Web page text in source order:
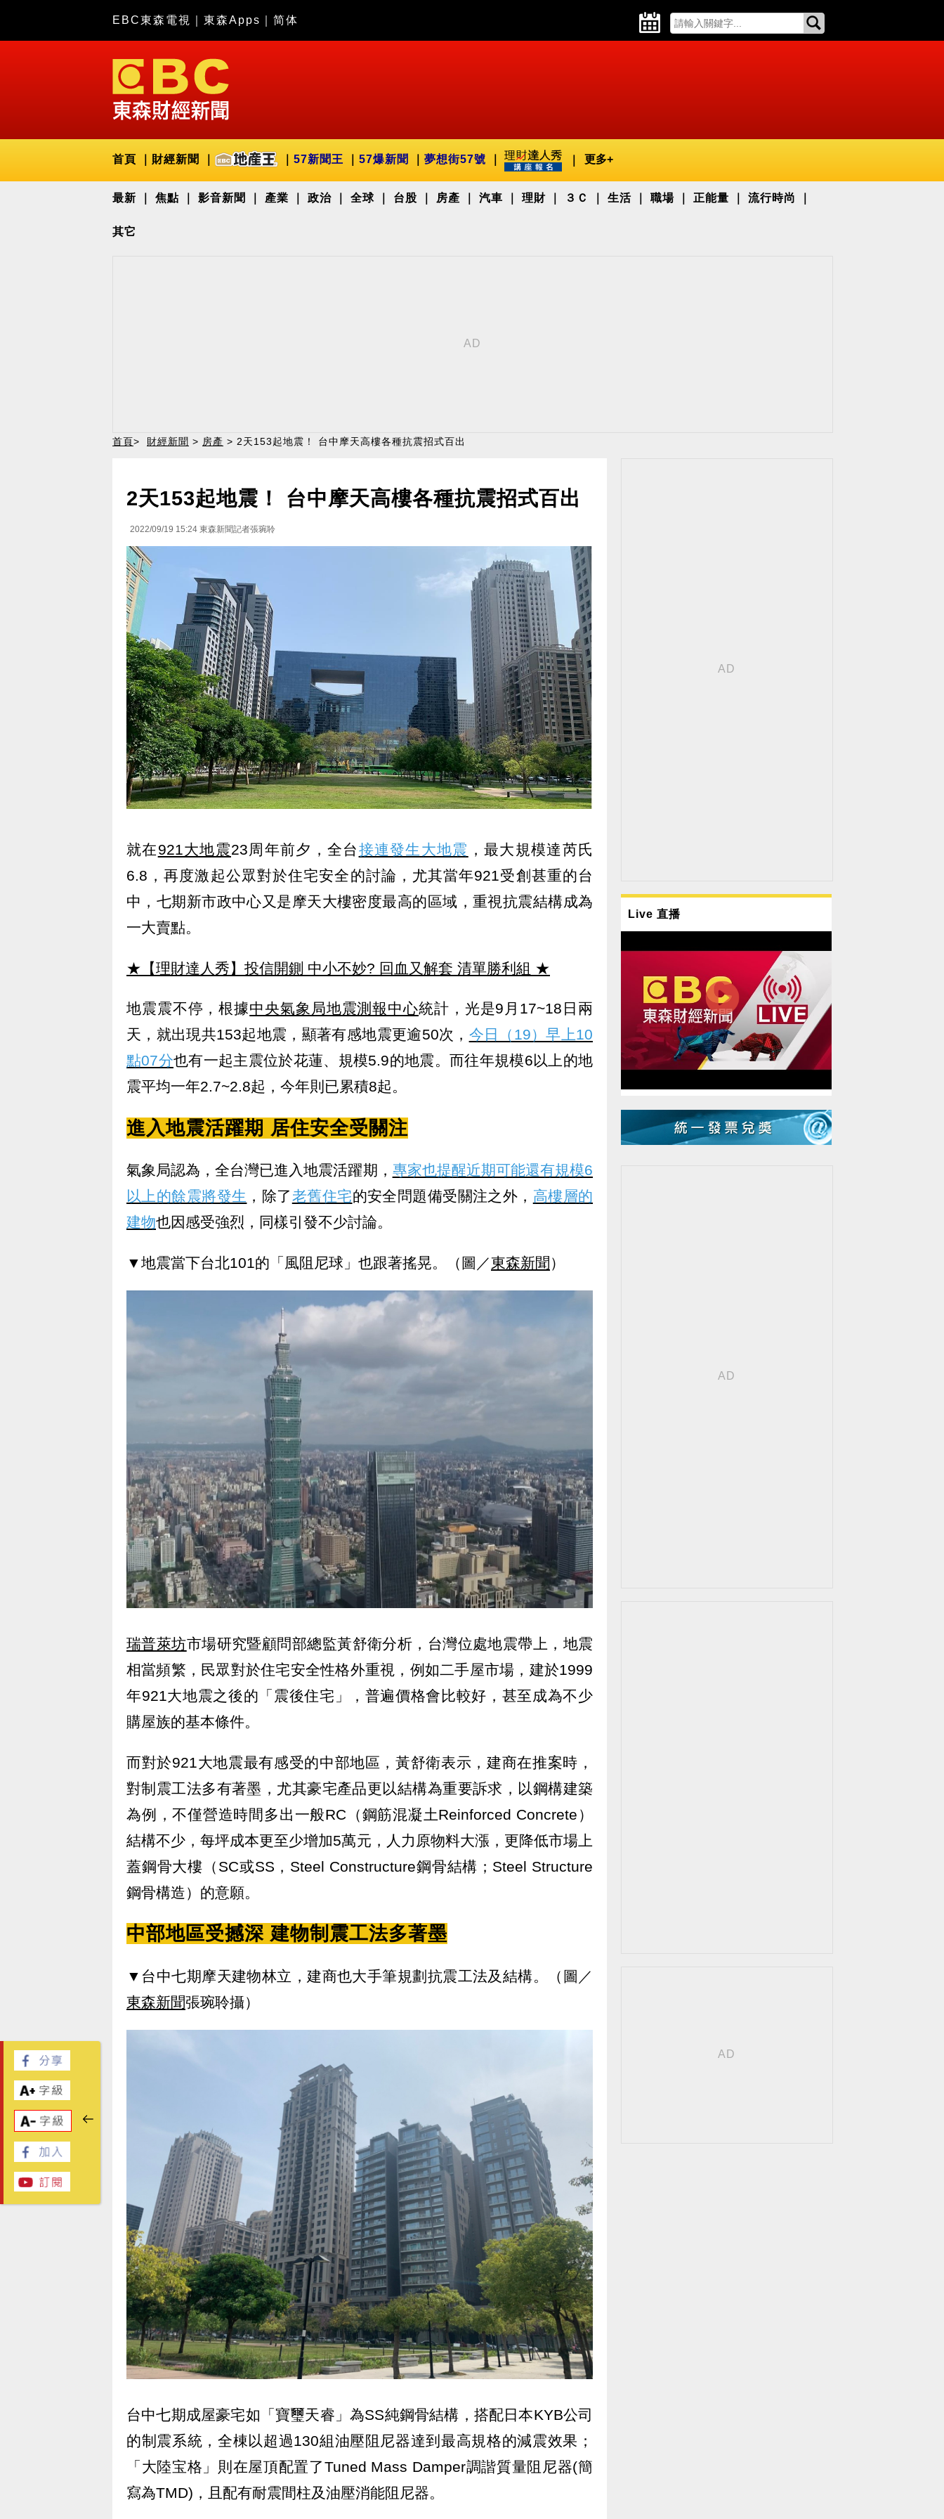
EBC東森電視 東森Apps 简体
首頁 財經新聞 57新聞王 57爆新聞 夢想街57號 更多+
最新 焦點 影音新聞 產業 政治 全球 台股 房產 汽車 理財 ３Ｃ 生活 職場 正能量 流行時尚
其它
首頁> 財經新聞 > 房產 > 2天153起地震！ 台中摩天高樓各種抗震招式百出
2天153起地震！ 台中摩天高樓各種抗震招式百出
2022/09/19 15:24 東森新聞記者張琬聆
就在921大地震23周年前夕，全台接連發生大地震 ，最大規模達芮氏
6.8，再度激起公眾對於住宅安全的討論，尤其當年921受創甚重的台
中，七期新市政中心又是摩天大樓密度最高的區域，重視抗震結構成為
一大賣點。
★【理財達人秀】投信開鍘 中小不妙? 回血又解套 清單勝利組 ★
地震震不停，根據中央氣象局地震測報中心統計，光是9月17~18日兩
天，就出現共153起地震，顯著有感地震更逾50次， 今日（19）早上10
點07分也有一起主震位於花蓮、規模5.9的地震。而往年規模6以上的地
震平均一年2.7~2.8起，今年則已累積8起。
進入地震活躍期 居住安全受關注
氣象局認為，全台灣已進入地震活躍期， 專家也提醒近期可能還有規模6
以上的餘震將發生 ，除了老舊住宅的安全問題備受關注之外， 高樓層的
建物也因感受強烈，同樣引發不少討論。
▼地震當下台北101的「風阻尼球」也跟著搖晃。（圖／東森新聞 ）
瑞普萊坊市場研究暨顧問部總監黃舒衛分析，台灣位處地震帶上，地震
相當頻繁，民眾對於住宅安全性格外重視，例如二手屋市場，建於1999
年921大地震之後的「震後住宅」，普遍價格會比較好，甚至成為不少
購屋族的基本條件。
而對於921大地震最有感受的中部地區，黃舒衛表示，建商在推案時，
對制震工法多有著墨，尤其豪宅產品更以結構為重要訴求，以鋼構建築
為例，不僅營造時間多出一般RC（鋼筋混凝土Reinforced Concrete）
結構不少，每坪成本更至少增加5萬元，人力原物料大漲，更降低市場上
蓋鋼骨大樓（SC或SS，Steel Constructure鋼骨結構；Steel Structure
鋼骨構造）的意願。
中部地區受撼深 建物制震工法多著墨
▼台中七期摩天建物林立，建商也大手筆規劃抗震工法及結構。（圖／
東森新聞張琬聆攝）
台中七期成屋豪宅如「寶璽天睿」為SS純鋼骨結構，搭配日本KYB公司
的制震系統，全棟以超過130組油壓阻尼器達到最高規格的減震效果；
「大陸宝格」則在屋頂配置了Tuned Mass Damper調諧質量阻尼器(簡
寫為TMD)，且配有耐震間柱及油壓消能阻尼器。
Live 直播